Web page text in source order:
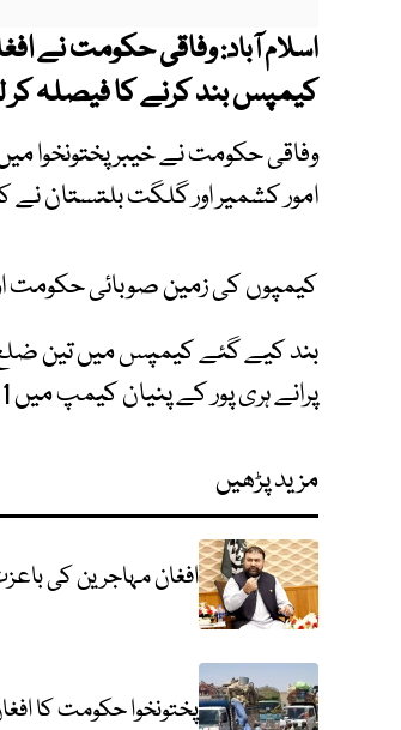
اسلام آباد:
کیمپس بند کرنے کا فیصلہ کر
وفاقی حکومت نے خیبر پختونخوا
امور کشمیر اور گلگت بلتستان
کیمپوں کی زمین صوبائی حکومت
پرانے ہری پور کے پنیان کیمپ میں 1 لاکھ سے زائد مہاجرین رہائش پذیر تھے۔
مزید پڑھیں
افغان مہاجرین کی
پختونخوا حکومت کا